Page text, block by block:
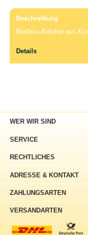
Beschreibung
Bierfass-Belüfter aus
Details
ADRESSE & KONTAKT
WER WIR SIND
SERVICE
RECHTLICHES
ZAHLUNGSARTEN
VERSANDARTEN